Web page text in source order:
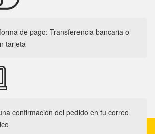
de pago: Transferencia bancaria o
tarjeta
confirmación del pedido en tu correo